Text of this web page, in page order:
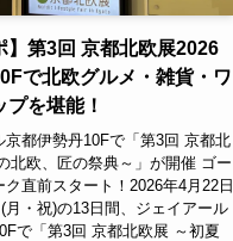
】第3回 京都北欧展2026
で北欧グルメ・雑貨・ワ
プを堪能！
京都伊勢丹10Fで「第3回 京都北
北欧、匠の祭典～」が開催 ゴー
ク直前スタート！2026年4月22日
月・祝)の13日間、ジェイアール
で「第3回 京都北欧展 ～初夏